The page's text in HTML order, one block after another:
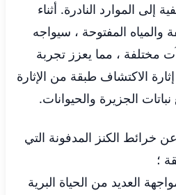
إلى الموارد النادرة. أثناء
والمياه المفتوحة ، سيواجه
مختلفة ، مما يعزز تجربة
الاكتشاف طبقة من الإثارة
الجزيرة والحيوانات.
خرائط الكنز المدفونة التي
؛
العديد من الحياة البرية